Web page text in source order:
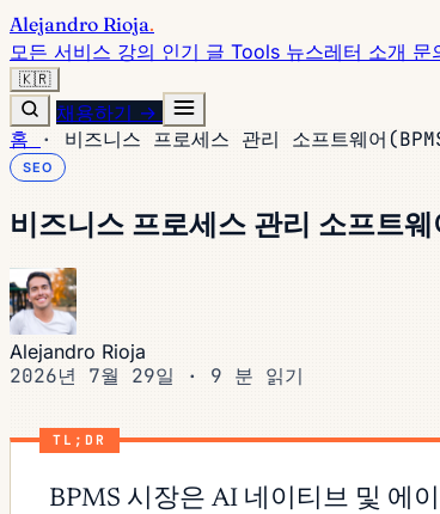
Alejandro Rioja.
모든 서비스 강의 인기 글 Tools 뉴스레터 소개 문
🇰🇷
채용하기 →
홈 · 비즈니스 프로세스 관리 소프트웨어
SEO
비즈니스 프로세스 관리 소프트
Alejandro Rioja
2026년 7월 29일 · 9 분 읽기
TL;DR
BPMS 시장은 AI 네이티브 및 에